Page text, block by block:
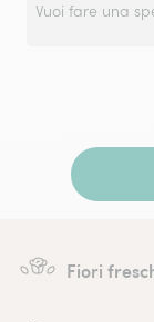
Vuoi fare una
Fiori